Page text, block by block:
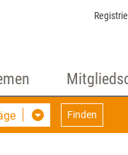
Finden